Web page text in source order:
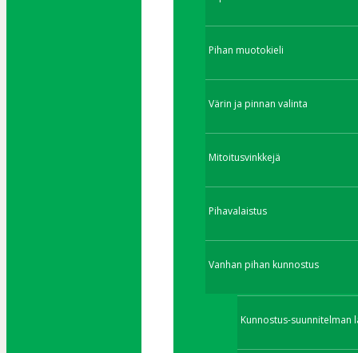
Pihan muotokieli
Värin ja pinnan valinta
Mitoitusvinkkejä
Pihavalaistus
Vanhan pihan kunnostus
Kunnostus-suunnitelman